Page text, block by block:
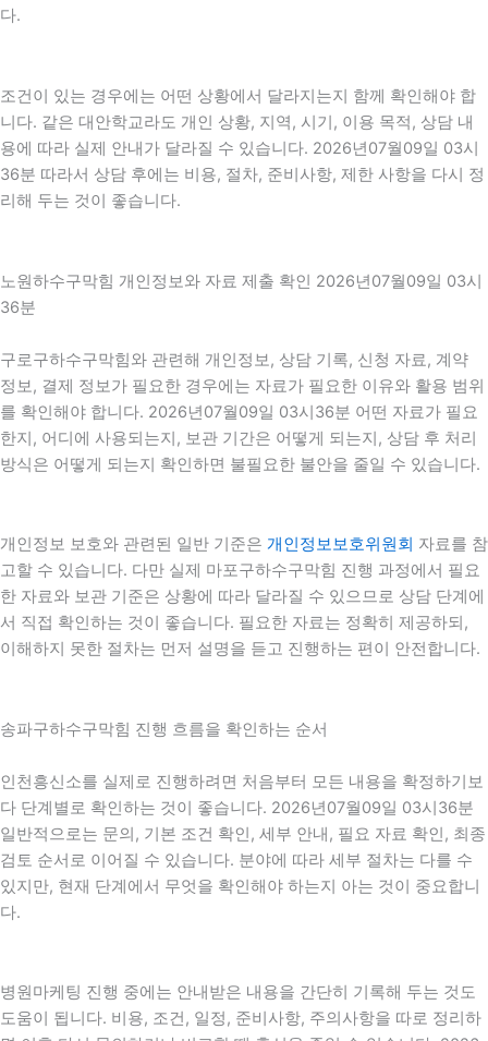
다.
조건이 있는 경우에는 어떤 상황에서 달라지는지 함께 확인해야 합
니다. 같은 대안학교라도 개인 상황, 지역, 시기, 이용 목적, 상담 내
용에 따라 실제 안내가 달라질 수 있습니다. 2026년07월09일 03시
36분 따라서 상담 후에는 비용, 절차, 준비사항, 제한 사항을 다시 정
리해 두는 것이 좋습니다.
노원하수구막힘 개인정보와 자료 제출 확인 2026년07월09일 03시
36분
구로구하수구막힘와 관련해 개인정보, 상담 기록, 신청 자료, 계약
정보, 결제 정보가 필요한 경우에는 자료가 필요한 이유와 활용 범위
를 확인해야 합니다. 2026년07월09일 03시36분 어떤 자료가 필요
한지, 어디에 사용되는지, 보관 기간은 어떻게 되는지, 상담 후 처리
방식은 어떻게 되는지 확인하면 불필요한 불안을 줄일 수 있습니다.
개인정보 보호와 관련된 일반 기준은 개인정보보호위원회 자료를 참
고할 수 있습니다. 다만 실제 마포구하수구막힘 진행 과정에서 필요
한 자료와 보관 기준은 상황에 따라 달라질 수 있으므로 상담 단계에
서 직접 확인하는 것이 좋습니다. 필요한 자료는 정확히 제공하되,
이해하지 못한 절차는 먼저 설명을 듣고 진행하는 편이 안전합니다.
송파구하수구막힘 진행 흐름을 확인하는 순서
인천흥신소를 실제로 진행하려면 처음부터 모든 내용을 확정하기보
다 단계별로 확인하는 것이 좋습니다. 2026년07월09일 03시36분
일반적으로는 문의, 기본 조건 확인, 세부 안내, 필요 자료 확인, 최종
검토 순서로 이어질 수 있습니다. 분야에 따라 세부 절차는 다를 수
있지만, 현재 단계에서 무엇을 확인해야 하는지 아는 것이 중요합니
다.
병원마케팅 진행 중에는 안내받은 내용을 간단히 기록해 두는 것도
도움이 됩니다. 비용, 조건, 일정, 준비사항, 주의사항을 따로 정리하